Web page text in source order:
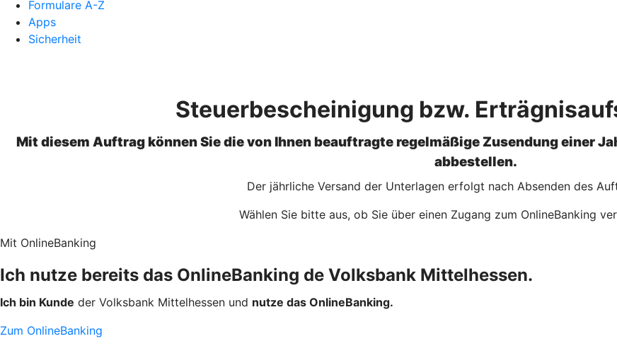
Formulare A-Z
Apps
Sicherheit
Steuerbescheinigung bzw.
Mit diesem Auftrag können Sie die von Ihnen beauftragte regelmäßige Zusendung einer
abbestellen.
Der jährliche Versand der Unterlagen erfolgt nach Absenden des
Wählen Sie bitte aus, ob Sie über einen Zugang zum OnlineBanking
Mit OnlineBanking
Ich nutze bereits das OnlineBanking de Volksbank Mittelhessen.
Ich bin Kunde der Volksbank Mittelhessen und nutze das OnlineBanking.
Zum OnlineBanking